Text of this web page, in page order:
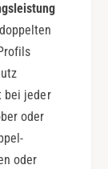
bei jeder
oder
oder